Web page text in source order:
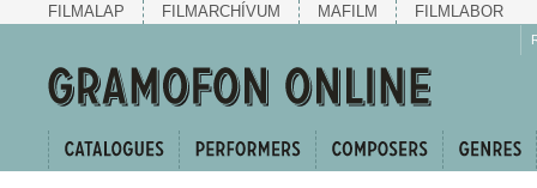
FILMALAP FILMARCHÍVUM MAFILM FILMLABOR